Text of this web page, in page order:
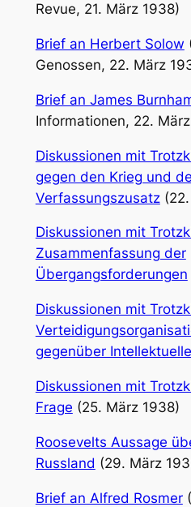
Revue, 21. März 1938)
Brief an Herbert Solow
Genossen, 22. März
Brief an James
Informationen, 22.
Diskussionen mit
gegen den Krieg und
Verfassungszusatz(22.
Diskussionen mit
Zusammenfassung der
Übergangsforderungen
Diskussionen mit
gegenüber
Diskussionen mit
Frage (25. März 1938)
Roosevelts Aussage
Russland (29. März
Brief an Alfred Rosmer